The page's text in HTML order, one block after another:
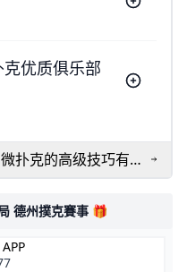
优质俱乐部
微扑克的高级技巧有哪
些，玩微扑克俱乐部约
局的建议
德州撲克賽事 🎁